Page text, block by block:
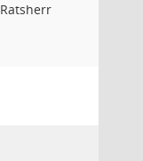
Ratsherr